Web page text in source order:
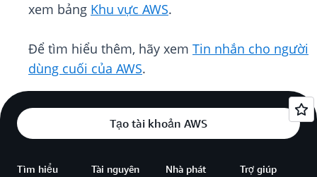
xem bảng Khu vực AWS.
Để tìm hiểu thêm, hãy xem Tin nhắn cho người
dùng cuối của AWS.
Tạo tài khoản AWS
Tìm hiểu Tài nguyên
Nhà phát
Trợ giúp